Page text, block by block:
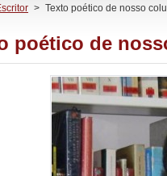
> Texto poético de nosso
poético de